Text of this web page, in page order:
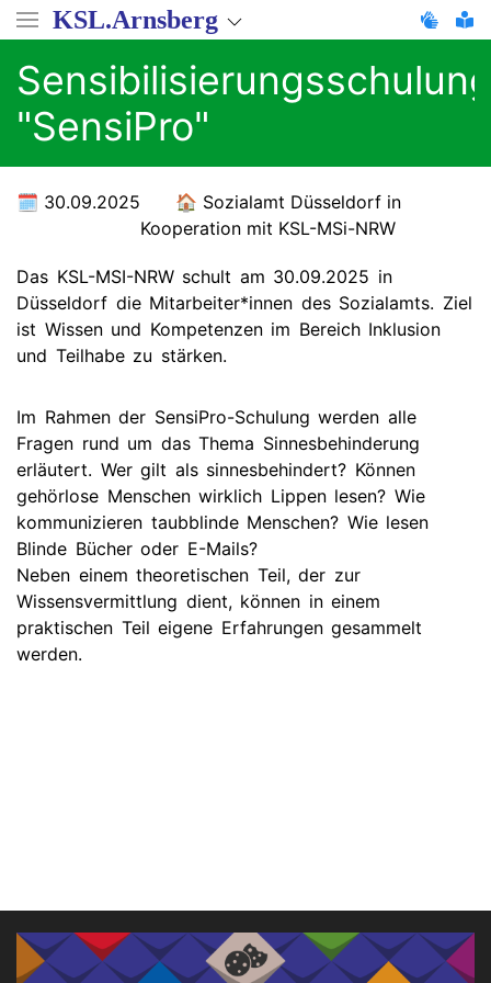
Direkt
zum
Inhalt
KSL.Arnsberg
"SensiPro"
30.09.2025
Sozialamt Düsseldorf in
Kooperation mit KSL-MSi-NRW
Das KSL-MSI-NRW schult am 30.09.2025 in
Düsseldorf die Mitarbeiter*innen des Sozialamts. Ziel
ist Wissen und Kompetenzen im Bereich Inklusion
und Teilhabe zu stärken.
Im Rahmen der SensiPro-Schulung werden alle
Fragen rund um das Thema Sinnesbehinderung
erläutert. Wer gilt als sinnesbehindert? Können
gehörlose Menschen wirklich Lippen lesen? Wie
kommunizieren taubblinde Menschen? Wie lesen
Blinde Bücher oder E-Mails?
Neben einem theoretischen Teil, der zur
Wissensvermittlung dient, können in einem
praktischen Teil eigene Erfahrungen gesammelt
werden.